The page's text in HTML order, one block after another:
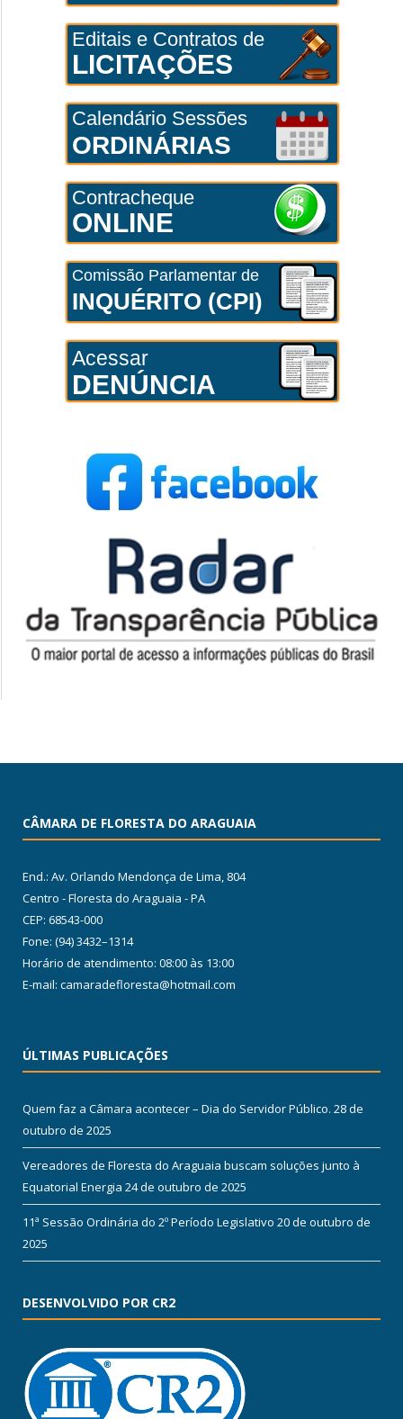
Editais e Contratos de
LICITAÇÕES
Calendário Sessões
ORDINÁRIAS
Contracheque
ONLINE
Comissão Parlamentar de
INQUÉRITO (CPI)
Acessar
DENÚNCIA
CÂMARA DE FLORESTA DO ARAGUAIA
End.: Av. Orlando Mendonça de Lima, 804
Centro - Floresta do Araguaia - PA
CEP: 68543-000
Fone: (94) 3432–1314
Horário de atendimento: 08:00 às 13:00
E-mail: camaradefloresta@hotmail.com
ÚLTIMAS PUBLICAÇÕES
Quem faz a Câmara acontecer – Dia do Servidor Público. 28 de
outubro de 2025
Vereadores de Floresta do Araguaia buscam soluções junto à
Equatorial Energia 24 de outubro de 2025
11ª Sessão Ordinária do 2º Período Legislativo 20 de outubro de
2025
DESENVOLVIDO POR CR2